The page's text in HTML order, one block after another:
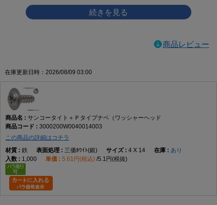
商品レビュー
在庫更新日時：2026/08/09 03:00
サンコータイト＋Ｐタイプナベ（ワッシャーヘッド
3000200W0040014003
この商品の詳細はコチラ
鉄
三価ﾎﾜｲﾄ(銀) 4 X 14
あり
1,000
5.61円(税込) 5.1円(税抜)